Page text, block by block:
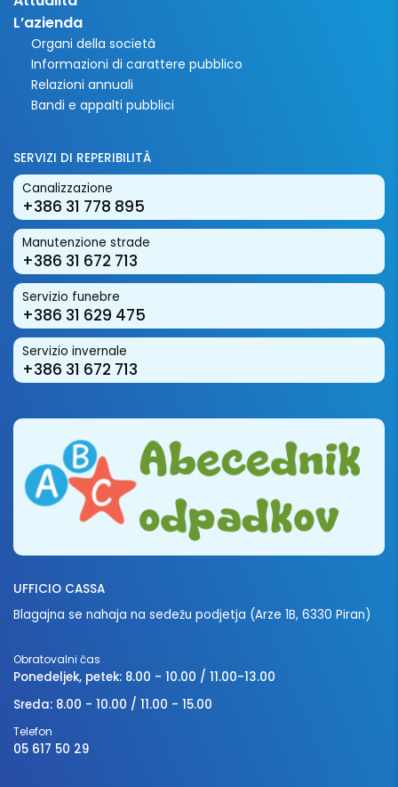
L’azienda
Organi della società
Informazioni di carattere pubblico
Relazioni annuali
Bandi e appalti pubblici
SERVIZI DI REPERIBILITÀ
Canalizzazione
+386 31 778 895
Manutenzione strade
+386 31 672 713
Servizio funebre
+386 31 629 475
Servizio invernale
+386 31 672 713
UFFICIO CASSA
Blagajna se nahaja na sedežu podjetja (Arze 1B, 6330 Piran)
Obratovalni čas
Ponedeljek, petek: 8.00 - 10.00 / 11.00-13.00
Sreda: 8.00 - 10.00 / 11.00 - 15.00
Telefon
05 617 50 29